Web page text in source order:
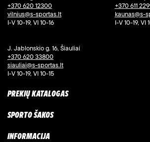
+370 620 12300
vilnius@s-sportas.lt
I-V 10-19, VI 10-16
+370 611
kaunas@s-
I-V 10-19, VI
J. Jablonskio g. 16, Šiauliai
+370 620 33800
siauliai@s-sportas.lt
I-V 10-19, VI 10-15
PREKIŲ KATALOGAS
SPORTO ŠAKOS
INFORMACIJA